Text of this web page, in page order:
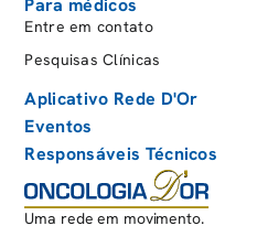
Para médicos
Entre em contato
Pesquisas Clínicas
Aplicativo Rede D'Or
Eventos
Responsáveis Técnicos
Uma rede em movimento.